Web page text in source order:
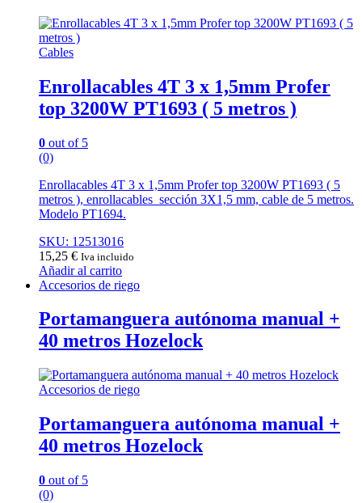
Cables
Enrollacables 4T 3 x 1,5mm Profer
top 3200W PT1693 ( 5 metros )
0 out of 5
(0)
Enrollacables 4T 3 x 1,5mm Profer top 3200W PT1693 ( 5
metros ), enrollacables sección 3X1,5 mm, cable de 5 metros.
Modelo PT1694.
SKU: 12513016
15,25 € Iva incluido
Añadir al carrito
Accesorios de riego
Portamanguera autónoma manual +
40 metros Hozelock
Accesorios de riego
Portamanguera autónoma manual +
40 metros Hozelock
0 out of 5
(0)